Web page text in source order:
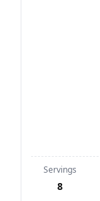
Servings
8